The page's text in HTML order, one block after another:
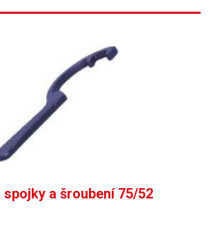
spojky a šroubení 75/52